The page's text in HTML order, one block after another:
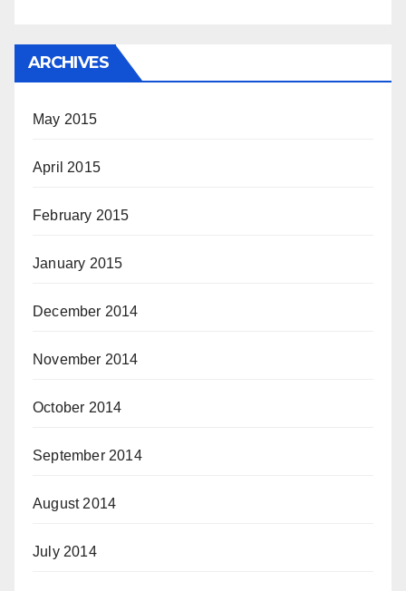
ARCHIVES
May 2015
April 2015
February 2015
January 2015
December 2014
November 2014
October 2014
September 2014
August 2014
July 2014